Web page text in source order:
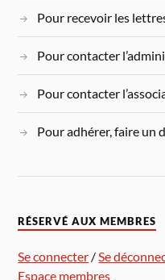
Pour recevoir les
Pour contacter
Pour contacter
Pour adhérer, faire un
RÉSERVÉ AUX MEMBRES
Se connecter /Se
Espace membres